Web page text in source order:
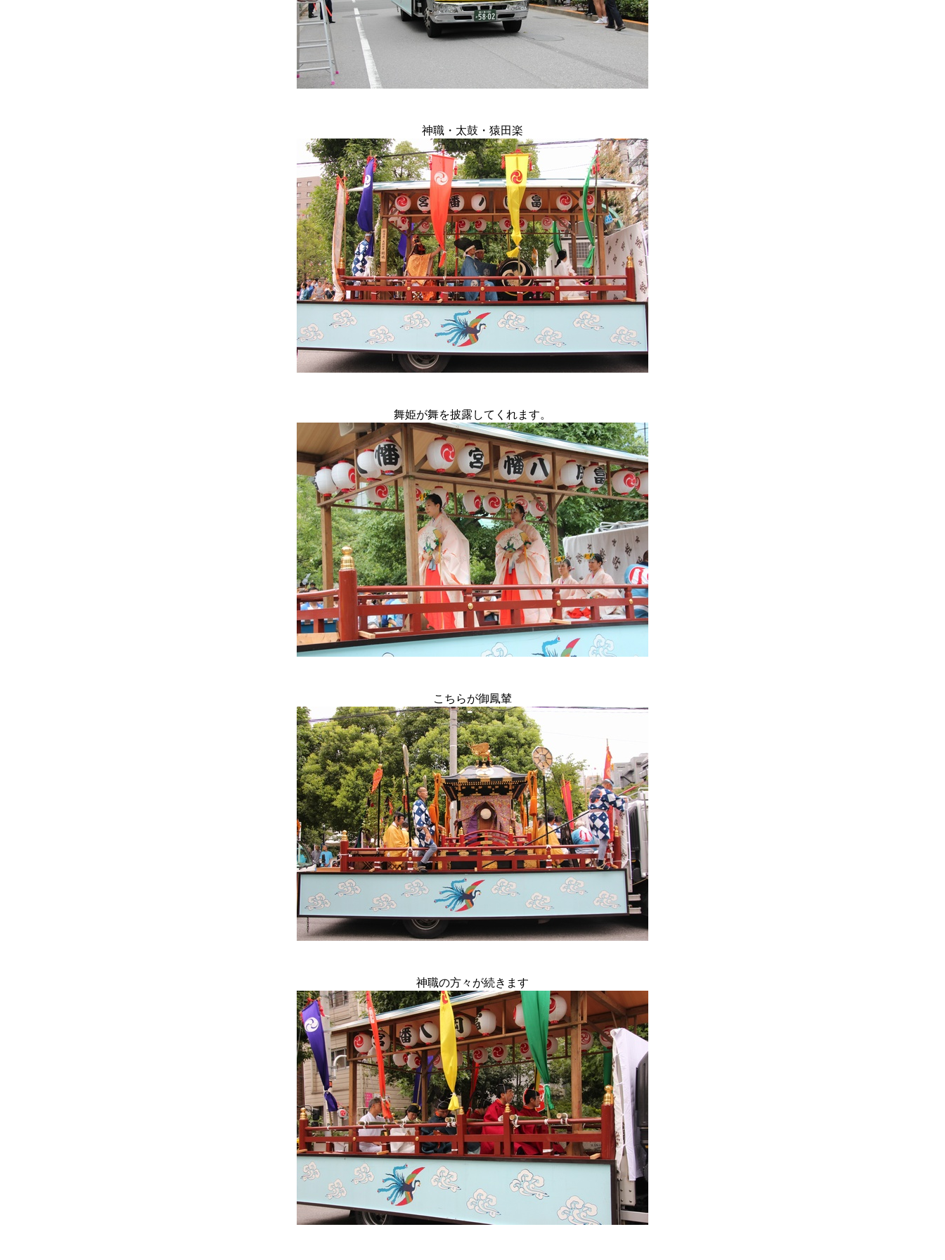
神職・太鼓・猿田楽
舞姫が舞を披露してくれます。
こちらが御鳳輦
神職の方々が続きます